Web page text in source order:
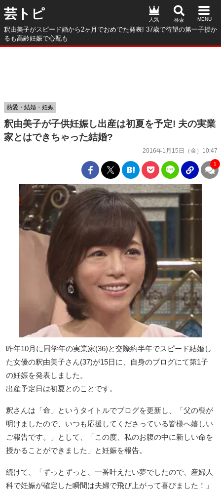
芸トピ
釈由美子がスピード婚から2ヶ月でおめでた発表! 37歳で待望の第一子授か
るも高齢妊娠で心配も
人気
釈由美子が子供妊娠し出産は初夏を予定! 夫の実業
家とはできちゃった結婚?
2016年1月15日（金）10:47
熱愛・結婚・妊娠
1
昨年10月に同学年の実業家(36)と交際約半年でスピード結婚し
た女優の釈由美子さん(37)が15日に、自身のブログにて第1子
の妊娠を発表しました。
出産予定日は初夏とのことです。
釈さんは「命」というタイトルでブログを更新し、「父の喪が
明けましたので、いつも応援してくださっている皆様へ嬉しい
ご報告です。」として、「この度、私のお腹の中に新しい命を
授かることができました」と妊娠を報告。
続けて、「ずっとずっと、一番叶えたい夢でしたので、産婦人
科で妊娠が確定した瞬間は夫婦で飛び上がって喜びました！」